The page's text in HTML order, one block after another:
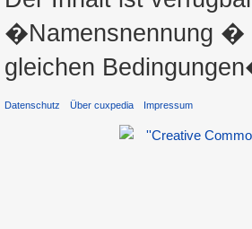
�Namensnennung �
gleichen
Datenschutz Über cuxpedia Impressum